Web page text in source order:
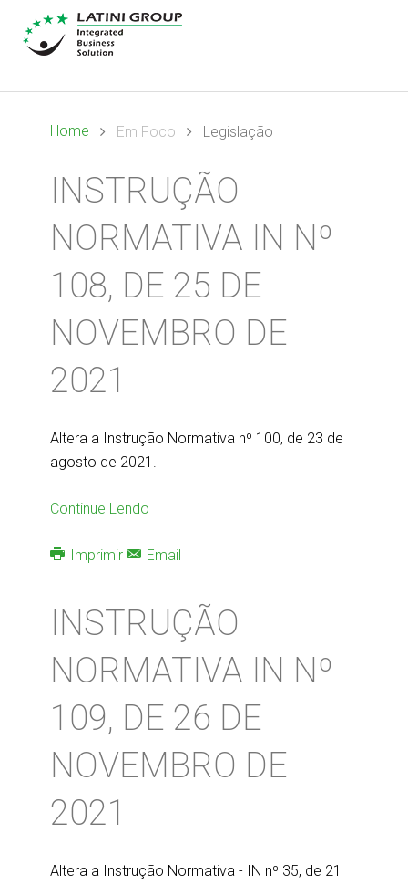
Home Em Foco Legislação
INSTRUÇÃO
NORMATIVA IN Nº
108, DE 25 DE
NOVEMBRO DE
2021
Altera a Instrução Normativa nº 100, de 23 de
agosto de 2021.
Continue Lendo
Imprimir Email
INSTRUÇÃO
NORMATIVA IN Nº
109, DE 26 DE
NOVEMBRO DE
2021
Altera a Instrução Normativa - IN nº 35, de 21